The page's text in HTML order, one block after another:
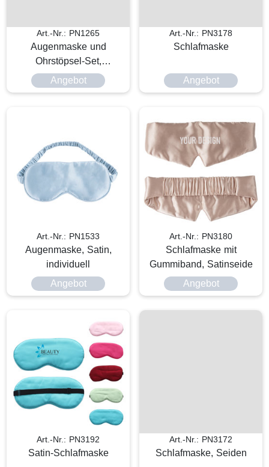
Art.-Nr.: PN1265
Augenmaske und
Ohrstöpsel-Set,
Simulationsseide
Angebot
Art.-Nr.: PN3178
Schlafmaske
Angebot
Art.-Nr.: PN1533
Augenmaske, Satin,
individuell
Angebot
Art.-Nr.: PN3180
Schlafmaske mit
Gummiband, Satinseide
Angebot
Art.-Nr.: PN3192
Satin-Schlafmaske
Art.-Nr.: PN3172
Schlafmaske, Seiden